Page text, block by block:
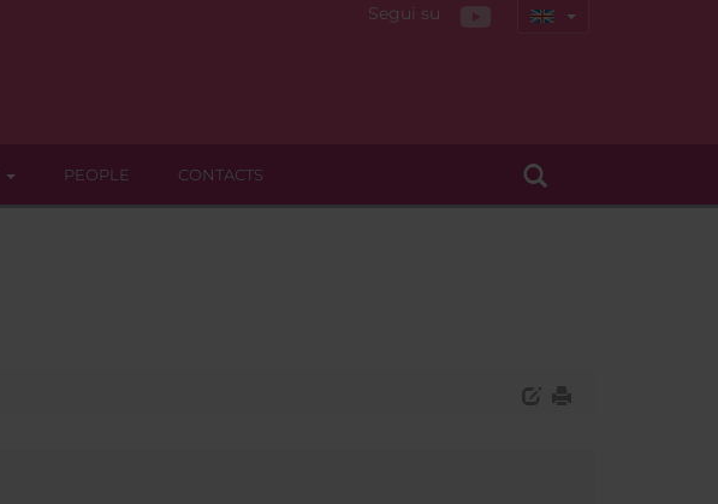
Segui su
PEOPLE CONTACTS